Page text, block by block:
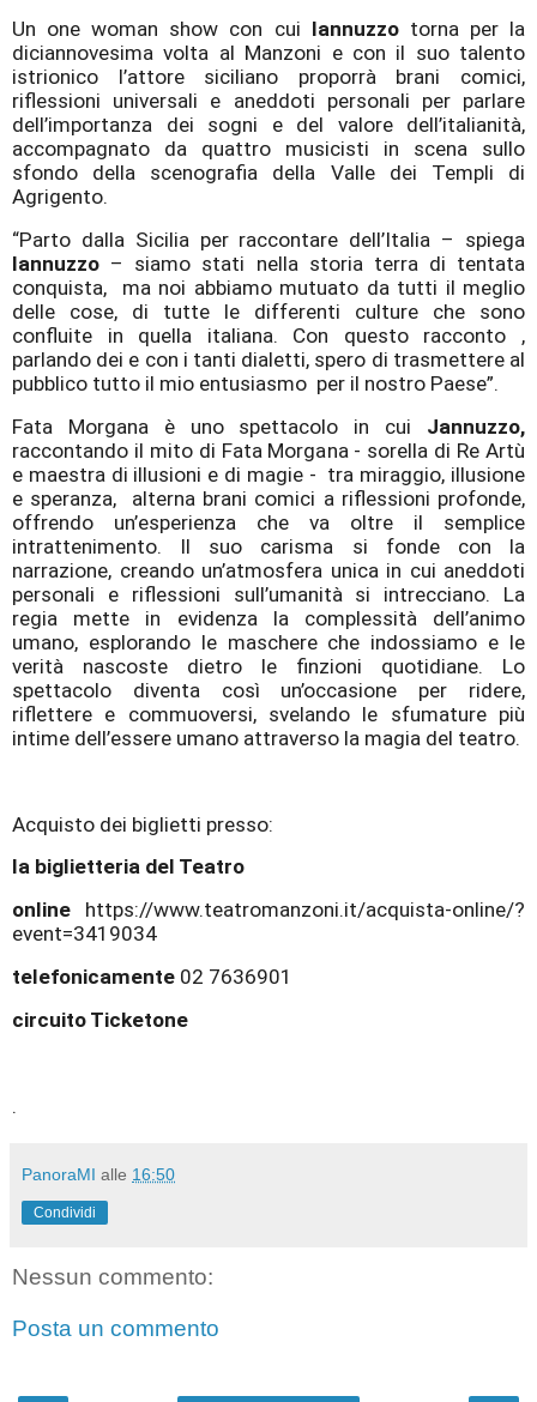
Un one woman show con cui Iannuzzotorna per la
diciannovesima volta al Manzoni e con il suo talento
istrionico l’attore siciliano proporrà brani comici,
riflessioni universali e aneddoti personali per parlare
dell’importanza dei sogni e del valore dell’italianità,
accompagnato da quattro musicisti in scena sullo
sfondo della scenografia della Valle dei Templi di
Agrigento.
“Parto dalla Sicilia per raccontare dell’Italia – spiega
Iannuzzo – siamo stati nella storia terra di tentata
conquista,
ma noi abbiamo mutuato da tutti il meglio
delle cose, di tutte le differenti culture che sono
confluite in quella italiana. Con questo racconto ,
parlando dei e con i tanti dialetti, spero di trasmettere al
pubblico tutto il mio entusiasmo per il nostro Paese”.
Fata Morgana è uno spettacolo in cui Jannuzzo,
raccontando il mito di Fata Morgana - sorella di Re Artù
e maestra di illusioni e di magie - tra miraggio, illusione
e speranza,
alterna brani comici a riflessioni profonde,
offrendo un’esperienza che va oltre il semplice
intrattenimento. Il suo carisma si fonde con la
narrazione, creando un’atmosfera unica in cui aneddoti
personali e riflessioni sull’umanità si intrecciano. La
regia mette in evidenza la complessità dell’animo
umano, esplorando le maschere che indossiamo e le
verità nascoste dietro le finzioni quotidiane. Lo
spettacolo diventa così un’occasione per ridere,
riflettere e commuoversi, svelando le sfumature più
intime dell’essere umano attraverso la magia del teatro.
Acquisto dei biglietti presso:
la biglietteria del Teatro
online https://www.teatromanzoni.it/acquista-online/?
event=3419034
telefonicamente 02 7636901
circuito Ticketone
.
PanoraMI alle 16:50
Condividi
Nessun commento:
Posta un commento